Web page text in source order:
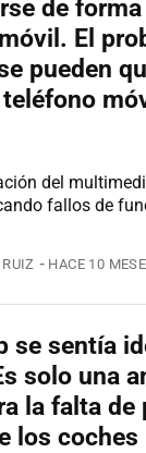
de
El
pueden
del
fallos de
HACE 10
se sentía
solo una
la falta de
los coches